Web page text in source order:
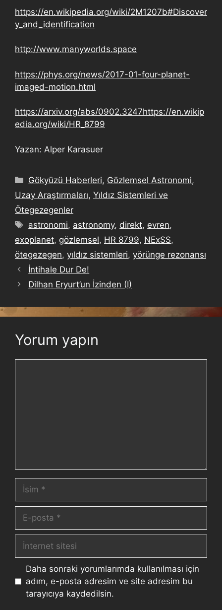
https://en.wikipedia.org/wiki/2M1207b#Discover
y_and_identification
http://www.manyworlds.space
https://phys.org/news/2017-01-four-planet-
imaged-motion.html
https://arxiv.org/abs/0902.3247https://en.wikip
edia.org/wiki/HR_8799
Yazan: Alper Karasuer
Gökyüzü Haberleri, Gözlemsel Astronomi,
Uzay Araştırmaları, Yıldız Sistemleri ve
Ötegezegenler
astronomi, astronomy, direkt, evren,
exoplanet, gözlemsel, HR 8799, NExSS,
ötegezegen, yıldız sistemleri, yörünge rezonansı
İntihale Dur De!
Dilhan Eryurt’un İzinden (I)
Yorum yapın
Daha sonraki yorumlarımda kullanılması için
adım, e-posta adresim ve site adresim bu
tarayıcıya kaydedilsin.